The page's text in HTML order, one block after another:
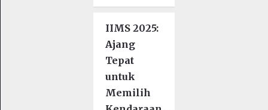
IIMS 2025:
Ajang
Tepat
untuk
Memilih